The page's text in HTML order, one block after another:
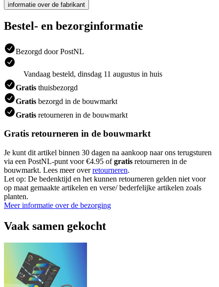
informatie over de fabrikant
Bestel- en bezorginformatie
Bezorgd door PostNL
Vandaag besteld, dinsdag 11 augustus in huis
Gratis thuisbezorgd
Gratis bezorgd in de bouwmarkt
Gratis retourneren in de bouwmarkt
Gratis retourneren in de bouwmarkt
Je kunt dit artikel binnen 30 dagen na aankoop naar ons terugsturen
via een PostNL-punt voor €4.95 ofgratis retourneren in de
bouwmarkt. Lees meer overretourneren.
Let op: De bedenktijd en het kunnen retourneren gelden niet voor
op maat gemaakte artikelen en verse/ bederfelijke artikelen zoals
planten.
Meer informatie over de bezorging
Vaak samen gekocht